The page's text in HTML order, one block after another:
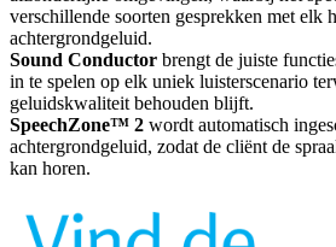
verschillende soorten gesprekken met elk
achtergrondgeluid.
Sound Conductor brengt de juiste
in te spelen op elk uniek luisterscenario
geluidskwaliteit behouden blijft.
SpeechZone™ 2 wordt automatisch
achtergrondgeluid, zodat de cliënt de
kan horen.